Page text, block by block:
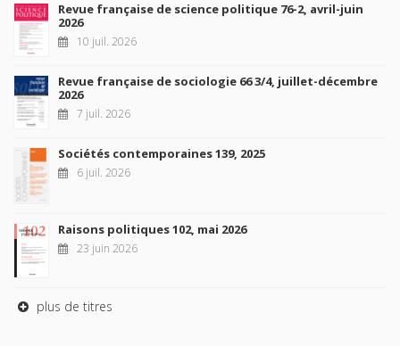
Revue française de science politique 76-2, avril-juin
2026
10 juil. 2026
Revue française de sociologie 66 3/4, juillet-décembre
2026
7 juil. 2026
Sociétés contemporaines 139, 2025
6 juil. 2026
Raisons politiques 102, mai 2026
23 juin 2026
plus de titres